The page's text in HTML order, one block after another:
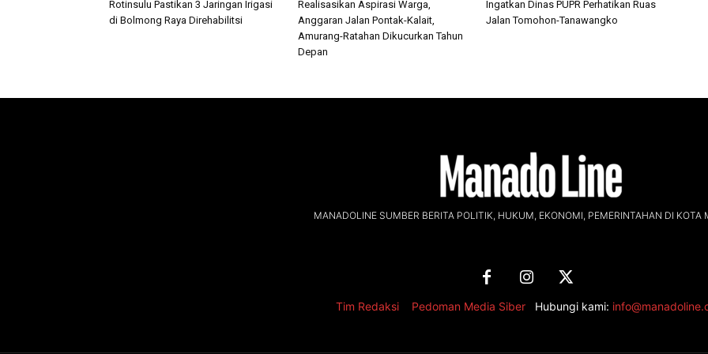
Rotinsulu Pastikan 3 Jaringan Irigasi
di Bolmong Raya Direhabilitsi
Realisasikan Aspirasi Warga,
Anggaran Jalan Pontak-Kalait,
Amurang-Ratahan Dikucurkan Tahun
Depan
Ingatkan Dinas PUPR Perhatikan Ruas
Jalan Tomohon-Tanawangko
MANADOLINE SUMBER BERITA POLITIK, HUKUM, EKONOMI, PEMERINTAHAN DI KOTA
Tim Redaksi Pedoman Media Siber Hubungi kami: